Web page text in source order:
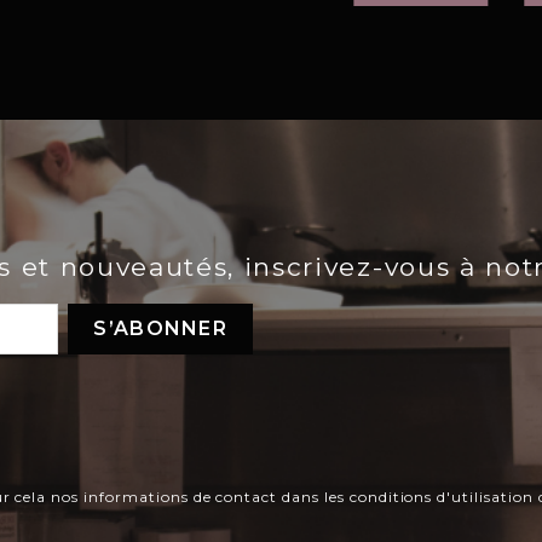
et nouveautés, inscrivez-vous à
cela nos informations de contact dans les conditions d'utilisation